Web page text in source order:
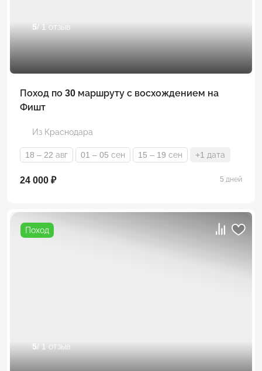
5/ 1 отзыв
Поход по 30 маршруту с восхождением на
Фишт
Из Краснодара
18 – 22 авг 01 – 05 сен 15 – 19 сен +1 дата
24 000 ₽ 5 дней
Поход
5/ 1 отзыв